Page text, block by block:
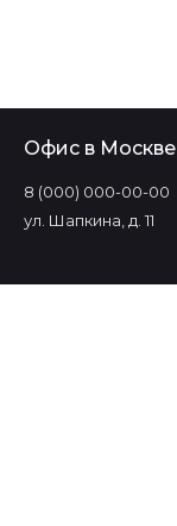
Офис в Москве
8 (000) 000-00-00
ул. Шапкина, д. 11